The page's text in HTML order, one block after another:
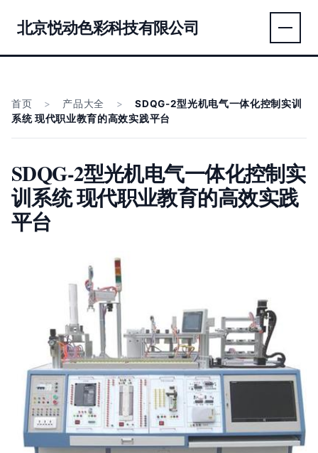
北京悦动色彩科技有限公司
首页 > 产品大全 >
SDQG-2型光机电气一体化控制实训
系统 现代职业教育的高效实践平台
SDQG-2型光机电气一体化控制实
训系统 现代职业教育的高效实践
平台